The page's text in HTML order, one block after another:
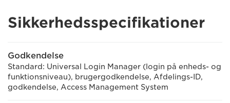
Sikkerhedsspecifikationer
Godkendelse
Standard: Universal Login Manager (login på enheds- og
funktionsniveau), brugergodkendelse, Afdelings-ID,
godkendelse, Access Management System